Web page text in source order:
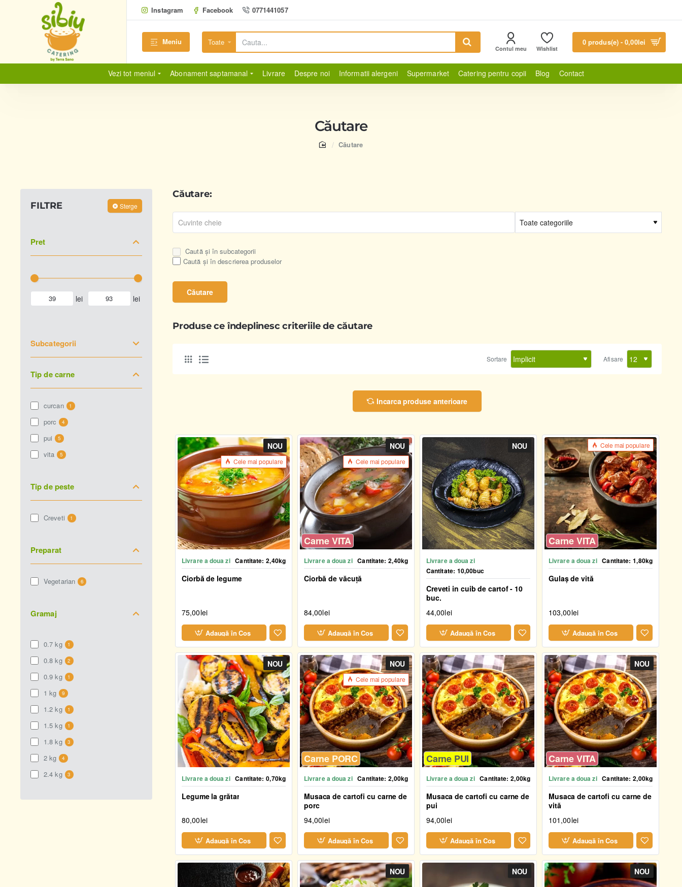
Instagram Facebook 0771441057
Meniu Toate
Cauta... Contul meu Wishlist
0 produs(e) - 0,00lei
Vezi tot meniul Abonament saptamanal Livrare Despre noi Informatii alergeni Supermarket Catering pentru copii Blog Contact
Căutare
homeCăutare
FILTRE Sterge
Pret
lei lei
Subcategorii
Tip de carne
curcan 1
porc 4
pui 5
vita 5
Tip de peste
Creveti 1
Preparat
Vegetarian 6
Gramaj
0.7 kg 1
0.8 kg 2
0.9 kg 1
1 kg 9
1.2 kg 1
1.5 kg 1
1.8 kg 3
2 kg 4
2.4 kg 3
Căutare:
Caută și în subcategorii
Caută și în descrierea produselor
Căutare
Produse ce îndeplinesc criteriile de căutare
Sortare Afisare
Incarca produse anterioare
NOU
Cele mai populare
Livrare a doua zi Cantitate: 2,40kg
Ciorbă de legume
75,00lei
Adaugă în Coş
NOU
Cele mai populare
Carne VITA
Livrare a doua zi Cantitate: 2,40kg
Ciorbă de văcuță
84,00lei
Adaugă în Coş
NOU
Livrare a doua zi
Cantitate: 10,00buc
Creveti in cuib de cartof - 10
buc.
44,00lei
Adaugă în Coş
Cele mai populare
Carne VITA
Livrare a doua zi Cantitate: 1,80kg
Gulaș de vită
103,00lei
Adaugă în Coş
NOU
Livrare a doua zi Cantitate: 0,70kg
Legume la grătar
80,00lei
Adaugă în Coş
NOU
Cele mai populare
Carne PORC
Livrare a doua zi Cantitate: 2,00kg
Musaca de cartofi cu carne de
porc
94,00lei
Adaugă în Coş
Carne PUI
Livrare a doua zi Cantitate: 2,00kg
Musaca de cartofi cu carne de
pui
94,00lei
Adaugă în Coş
NOU
Carne VITA
Livrare a doua zi Cantitate: 2,00kg
Musaca de cartofi cu carne de
vită
101,00lei
Adaugă în Coş
NOU NOU NOU